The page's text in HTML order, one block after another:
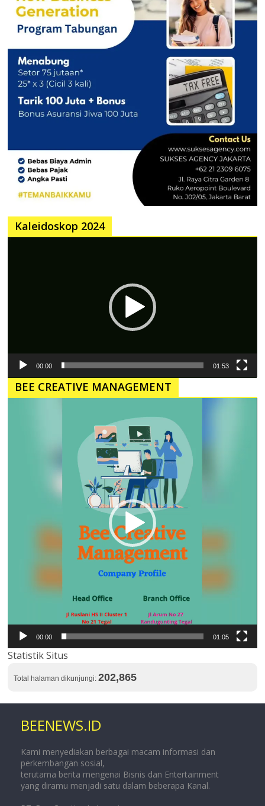
Kaleidoskop 2024
00:00 01:53
BEE CREATIVE MANAGEMENT
00:00 01:05
Statistik Situs
Total halaman dikunjungi:202,865
BEENEWS.ID
Kami menyediakan berbagai macam informasi dan
perkembangan sosial,
terutama berita mengenai Bisnis dan Entertainment
yang diramu menjadi satu dalam beberapa Kanal.